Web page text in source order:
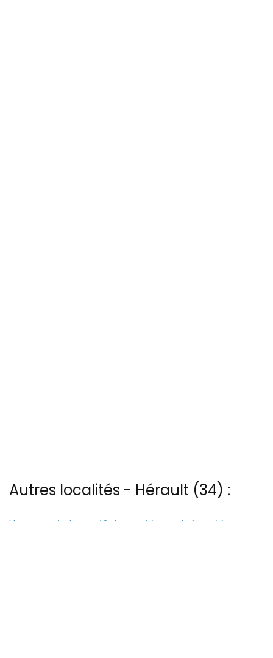
Autres localités - Hérault (34) :
Nous avons également 12 photos aériennes de Arena ici